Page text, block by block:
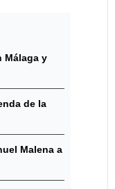
Málaga y
de la
Malena a